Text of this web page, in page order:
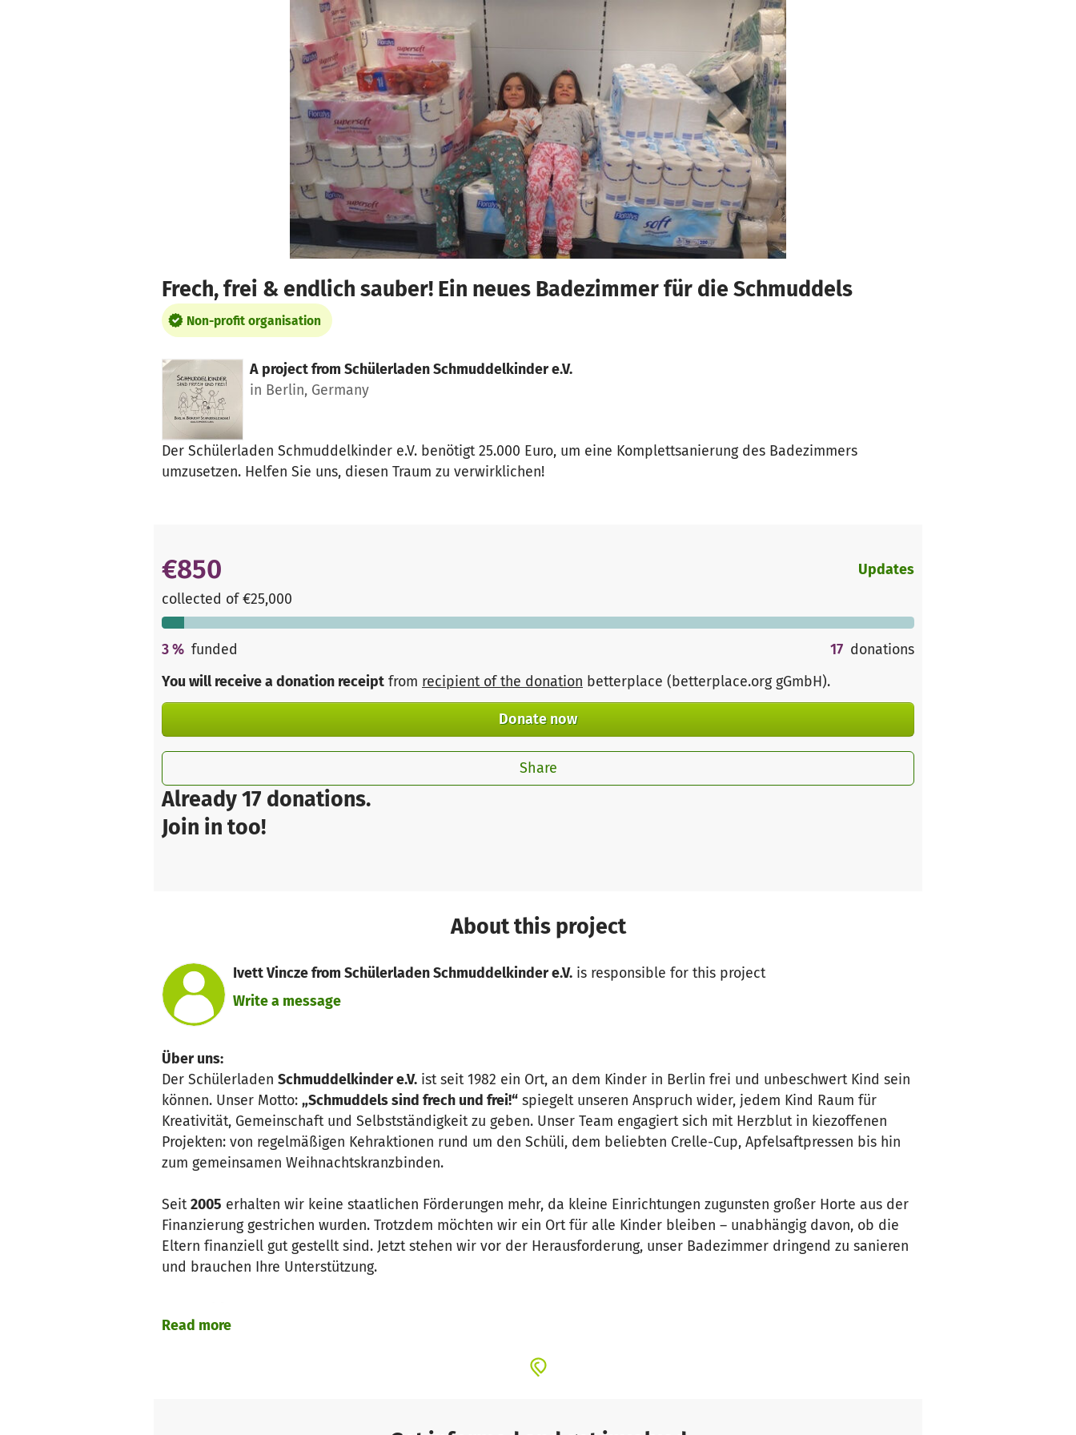
Frech, frei & endlich sauber! Ein neues Badezimmer für die Schmuddels
Non-profit organisation
A project from Schülerladen Schmuddelkinder e.V.
in Berlin, Germany
Der Schülerladen Schmuddelkinder e.V. benötigt 25.000 Euro, um eine Komplettsanierung des Badezimmers
umzusetzen. Helfen Sie uns, diesen Traum zu verwirklichen!
Already 17 donations.
Join in too!
€850
collected of €25,000
Updates
3% funded 17 donations
You will receive a donation receipt from recipient of the donation betterplace (betterplace.org gGmbH).
Donate now
Share
About this project
Ivett Vincze from Schülerladen Schmuddelkinder e.V.is responsible for this project
Write a message
Über uns:
Der Schülerladen Schmuddelkinder e.V. ist seit 1982 ein Ort, an dem Kinder in Berlin frei und unbeschwert Kind sein
können. Unser Motto: „Schmuddels sind frech und frei!“ spiegelt unseren Anspruch wider, jedem Kind Raum für
Kreativität, Gemeinschaft und Selbstständigkeit zu geben. Unser Team engagiert sich mit Herzblut in kiezoffenen
Projekten: von regelmäßigen Kehraktionen rund um den Schüli, dem beliebten Crelle-Cup, Apfelsaftpressen bis hin
zum gemeinsamen Weihnachtskranzbinden.
Seit2005 erhalten wir keine staatlichen Förderungen mehr, da kleine Einrichtungen zugunsten großer Horte aus der
Finanzierung gestrichen wurden. Trotzdem möchten wir ein Ort für alle Kinder bleiben – unabhängig davon, ob die
Eltern finanziell gut gestellt sind. Jetzt stehen wir vor der Herausforderung, unser Badezimmer dringend zu sanieren
und brauchen Ihre Unterstützung.
Unsere Sanitäranlagen sind sehr in die Jahre gekommen. Die Toilettendeckel und Spülkästen sind teilweise kaputt.
ist unumgänglich, um den Kindern eine hygienische, funktionale und sichere Umgebung zu
Read more